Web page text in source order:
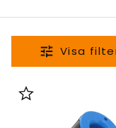
Lägg till i favoriter